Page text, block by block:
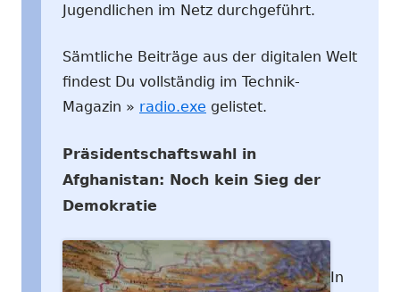
Jugendlichen im Netz durchgeführt.
Sämtliche Beiträge aus der digitalen Welt
findest Du vollständig im Technik-
Magazin » radio.exe gelistet.
Präsidentschaftswahl in
Afghanistan: Noch kein Sieg der
Demokratie
In